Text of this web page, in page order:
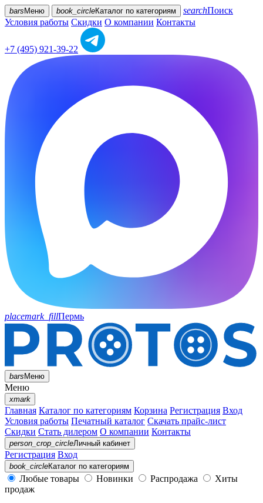
bars Меню book_circleКаталог по категориям searchПоиск
Условия работы Скидки О компании Контакты
+7 (495) 921-39-22
placemark_fillПермь
barsМеню
Меню
xmark
Главная Каталог по категориям Корзина Регистрация Вход
Условия работы Печатный каталог Скачать прайс-лист
Скидки Стать дилером О компании Контакты
person_crop_circleЛичный кабинет
Регистрация Вход
book_circleКаталог по категориям
Любые товары Новинки Распродажа
Хиты
продаж